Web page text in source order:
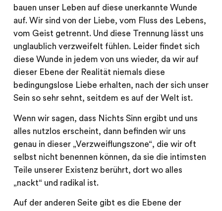
bauen unser Leben auf diese unerkannte Wunde
auf. Wir sind von der Liebe, vom Fluss des Lebens,
vom Geist getrennt. Und diese Trennung lässt uns
unglaublich verzweifelt fühlen. Leider findet sich
diese Wunde in jedem von uns wieder, da wir auf
dieser Ebene der Realität niemals diese
bedingungslose Liebe erhalten, nach der sich unser
Sein so sehr sehnt, seitdem es auf der Welt ist.
Wenn wir sagen, dass Nichts Sinn ergibt und uns
alles nutzlos erscheint, dann befinden wir uns
genau in dieser „Verzweiflungszone“, die wir oft
selbst nicht benennen können, da sie die intimsten
Teile unserer Existenz berührt, dort wo alles
„nackt“ und radikal ist.
Auf der anderen Seite gibt es die Ebene der